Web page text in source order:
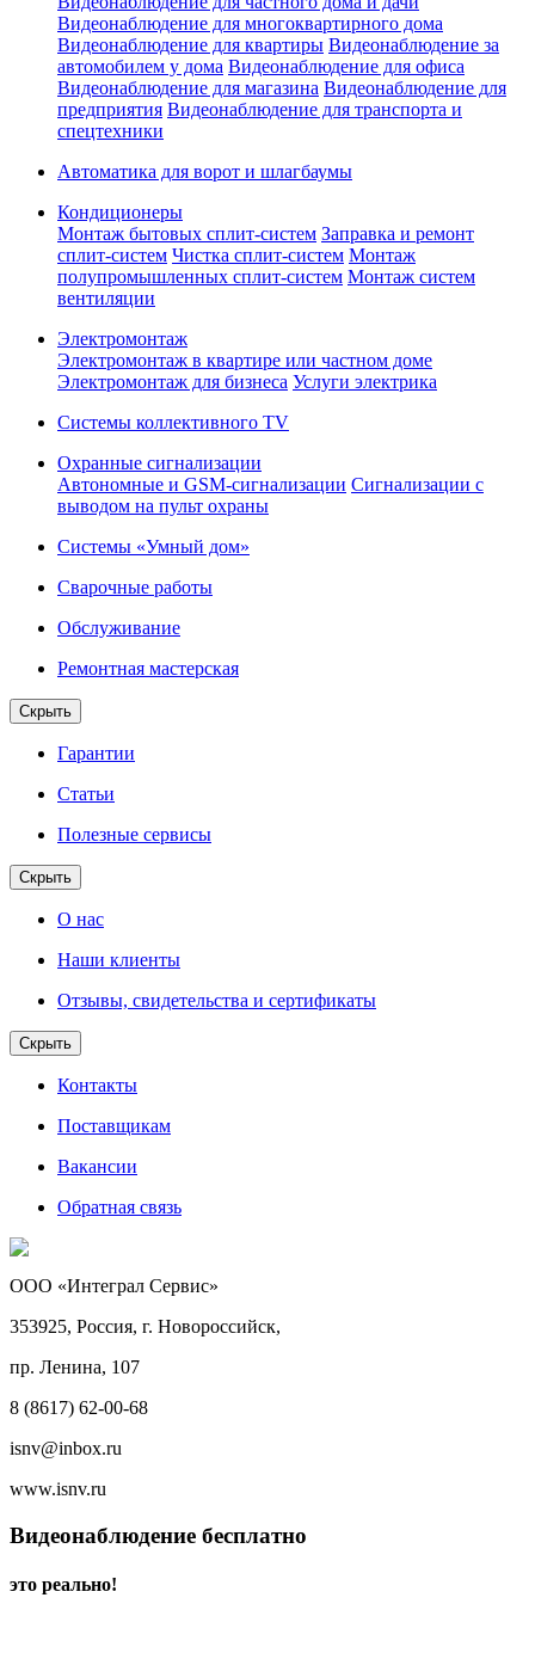
Видеонаблюдение для многоквартирного дома
Видеонаблюдение для квартиры Видеонаблюдение за
автомобилем у дома Видеонаблюдение для офиса
Видеонаблюдение для магазина Видеонаблюдение для
предприятия Видеонаблюдение для транспорта и
спецтехники
Автоматика для ворот и шлагбаумы
Кондиционеры
Монтаж бытовых сплит-систем Заправка и ремонт
сплит-систем Чистка сплит-систем Монтаж
полупромышленных сплит-систем Монтаж систем
вентиляции
Электромонтаж
Электромонтаж в квартире или частном доме
Электромонтаж для бизнеса Услуги электрика
Системы коллективного TV
Охранные сигнализации
Автономные и GSM-сигнализации Сигнализации с
выводом на пульт охраны
Системы «Умный дом»
Сварочные работы
Обслуживание
Ремонтная мастерская
Скрыть
Гарантии
Статьи
Полезные сервисы
Скрыть
О нас
Наши клиенты
Отзывы, свидетельства и сертификаты
Скрыть
Контакты
Поставщикам
Вакансии
Обратная связь
ООО «Интеграл Сервис»
353925, Россия, г. Новороссийск,
пр. Ленина, 107
8 (8617) 62-00-68
isnv@inbox.ru
www.isnv.ru
Видеонаблюдение бесплатно
это реально!